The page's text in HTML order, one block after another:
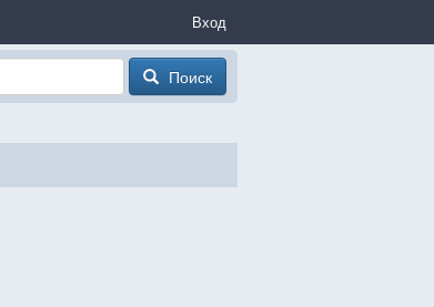
Вход
Поиск